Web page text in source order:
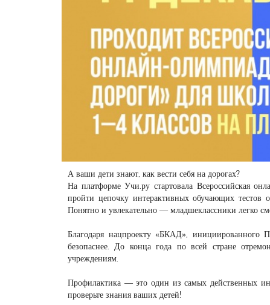
А ваши дети знают, как вести себя на дорогах?
На платформе Учи.ру стартовала Всероссийская
пройти цепочку интерактивных обучающих тестов
Понятно и увлекательно — младшеклассники легко
Благодаря нацпроекту «БКАД»,
безопаснее. До конца года по всей стране
учреждениям.
Профилактика — это один из самых действенных
проверьте знания ваших детей!